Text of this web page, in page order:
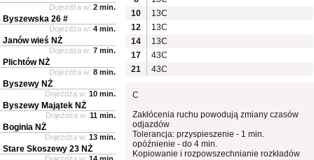
10
13C
12
13C
14
13C
17
43C
21
43C
C
Zakłócenia ruchu powodują zmiany czasów
odjazdów
Tolerancja: przyspieszenie - 1 min.
opóźnienie - do 4 min.
Kopiowanie i rozpowszechnianie rozkładów
Dojeżdża w: 2 min.
Byszewska 26 #
Dojeżdża w: 4 min.
Janów wieś NŻ
Dojeżdża w: 7 min.
Plichtów NŻ
Dojeżdża w: 8 min.
Byszewy NŻ
Dojeżdża w: 10 min.
Byszewy Majątek NŻ
Dojeżdża w: 11 min.
Boginia NŻ
Dojeżdża w: 13 min.
Stare Skoszewy 23 NŻ